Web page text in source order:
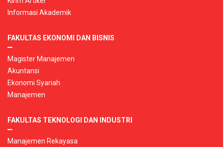
Informasi Akademik
FAKULTAS EKONOMI DAN BISNIS
Magister Manajemen
Akuntansi
Ekonomi Syariah
Manajemen
FAKULTAS TEKNOLOGI DAN INDUSTRI
Manajemen Rekayasa